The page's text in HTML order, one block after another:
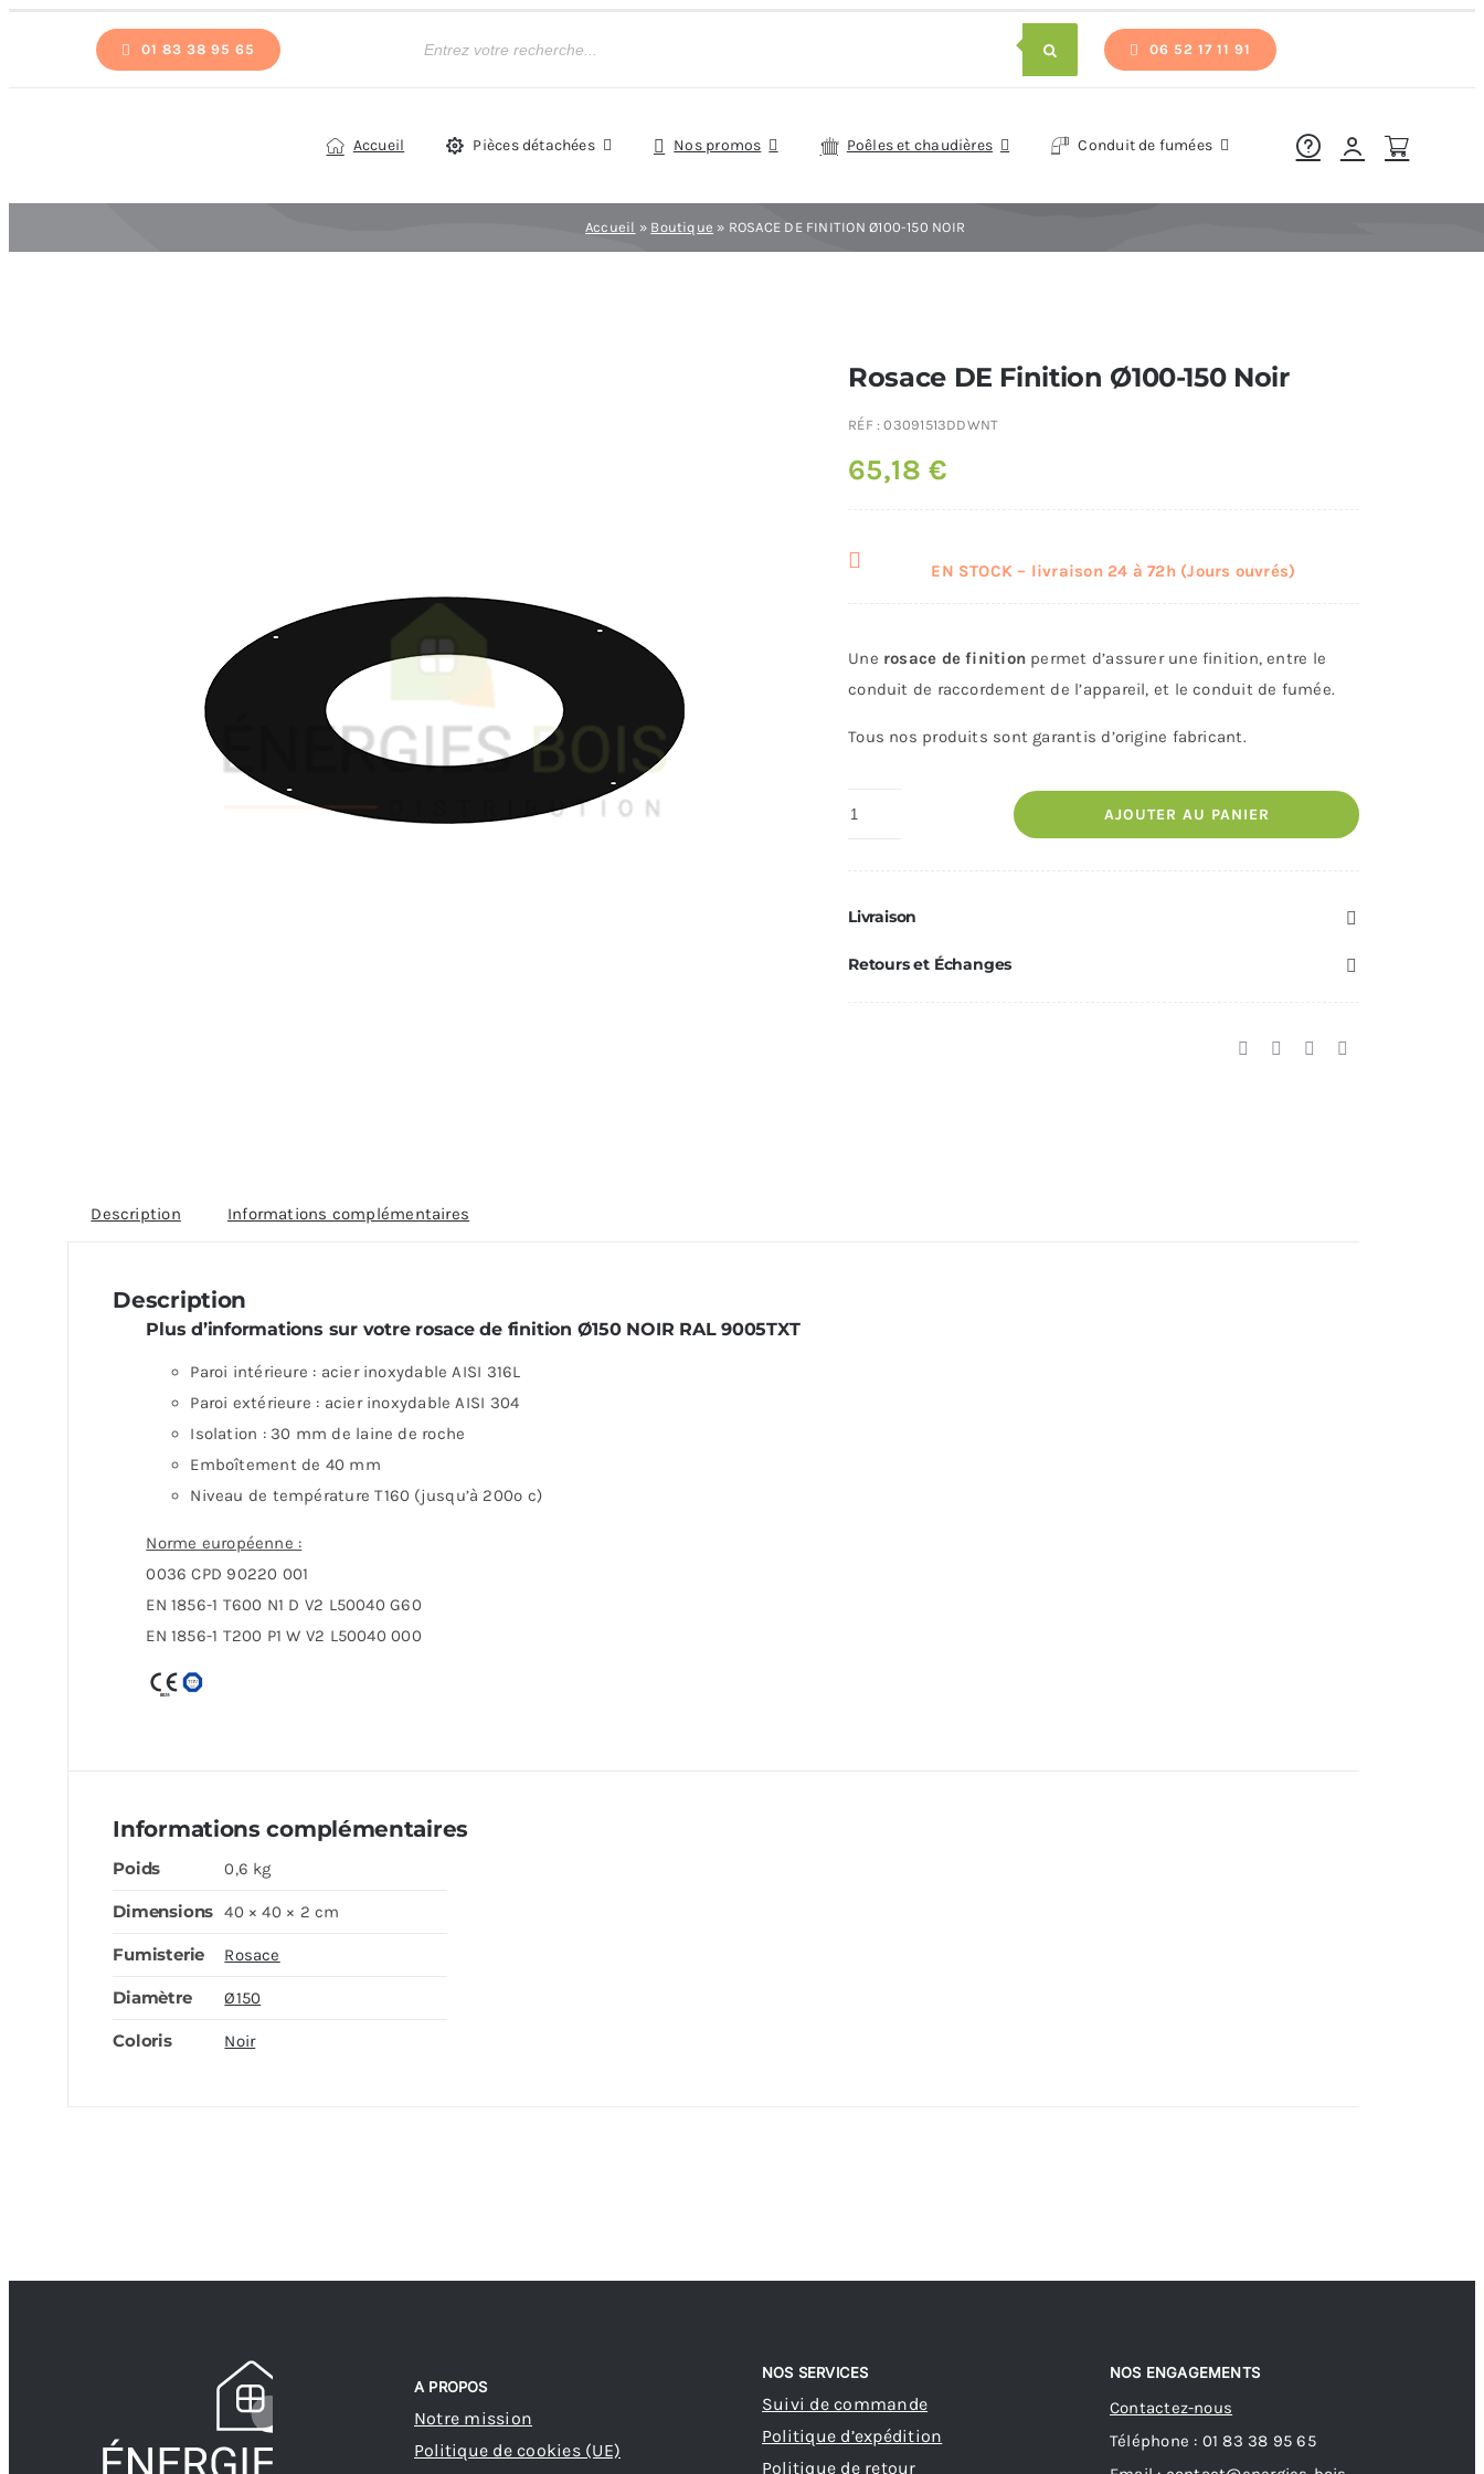
01 83 38 95 65
de
06 52 17 11 91
Accueil Pièces détachées Nos promos Poêles et chaudières Conduit de fumées
Accueil » Boutique » ROSACE DE FINITION Ø100-150 NOIR
Rosace DE Finition Ø100-150 Noir
RÉF :03091513DDWNT
65,18€
EN STOCK – livraison 24 à 72h (Jours ouvrés)
Une rosace de finition permet d’assurer une finition, entre le
conduit de raccordement de l’appareil, et le conduit de fumée.
Tous nos produits sont garantis d’origine fabricant.
quantité
Finition
Ø100-
AJOUTER AU PANIER
Livraison
Retours et Échanges
Description Informations complémentaires
Description
Plus d’informations sur votre rosace de finition Ø150 NOIR RAL 9005TXT
Paroi intérieure : acier inoxydable AISI 316L
Paroi extérieure : acier inoxydable AISI 304
Isolation : 30 mm de laine de roche
Emboîtement de 40 mm
Niveau de température T160 (jusqu’à 200º c)
Norme européenne :
0036 CPD 90220 001
EN 1856-1 T600 N1 D V2 L50040 G60
EN 1856-1 T200 P1 W V2 L50040 000
Informations complémentaires
Poids 0,6 kg
Dimensions 40 × 40 × 2 cm
Fumisterie Rosace
Diamètre Ø150
Coloris Noir
A PROPOS
Notre mission
Politique de cookies (UE)
NOS SERVICES
Suivi de commande
Politique d’expédition
Politique de retour
NOS ENGAGEMENTS
Contactez-nous
Téléphone : 01 83 38 95 65